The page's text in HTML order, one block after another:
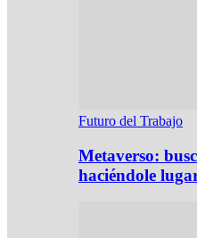
Futuro del Trabajo
Metaverso:
haciéndole